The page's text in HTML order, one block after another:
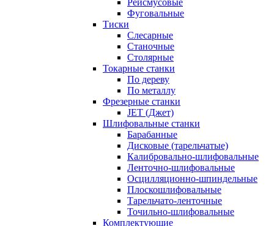
Рейсмусовые
Фуговальные
Тиски
Слесарные
Станочные
Столярные
Токарные станки
По дереву
По металлу
Фрезерные станки
JET (Джет)
Шлифовальные станки
Барабанные
Дисковые (тарельчатые)
Калибровально-шлифовальные
Ленточно-шлифовальные
Осцилляционно-шпиндельные
Плоскошлифовальные
Тарельчато-ленточные
Точильно-шлифовальные
Комплектующие